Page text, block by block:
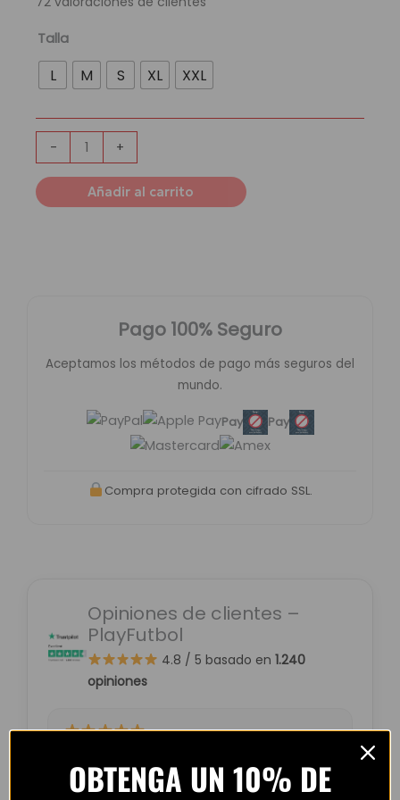
era:
es:
Talla
L M S XL XXL
-
Chándal
Borussia
Dortmund
Local
cantidad
+
Añadir al carrito
Pago 100% Seguro
Aceptamos los métodos de pago más seguros del
mundo.
Pay Pay
Compra protegida con cifrado SSL.
Opiniones de clientes –
PlayFutbol
4.8 / 5 basado en 1.240
opiniones
tardó unos días pero llegó perfecta.
OBTENGA UN 10% DE